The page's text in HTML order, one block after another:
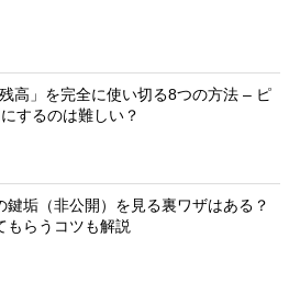
残高」を完全に使い切る8つの方法 – ピ
するのは難しい？
鍵垢（非公開）を見る裏ワザはある？
もらうコツも解説